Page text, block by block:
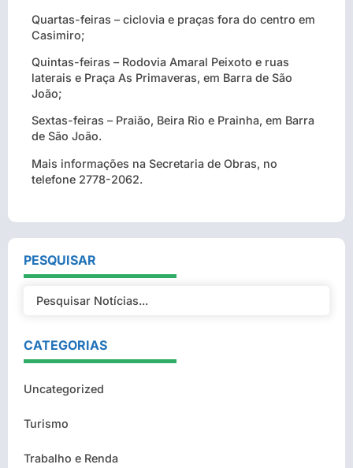
Quartas-feiras – ciclovia e praças fora do centro em
Casimiro;
Quintas-feiras – Rodovia Amaral Peixoto e ruas
laterais e Praça As Primaveras, em Barra de São
João;
Sextas-feiras – Praião, Beira Rio e Prainha, em Barra
de São João.
Mais informações na Secretaria de Obras, no
telefone 2778-2062.
PESQUISAR
CATEGORIAS
Uncategorized
Turismo
Trabalho e Renda